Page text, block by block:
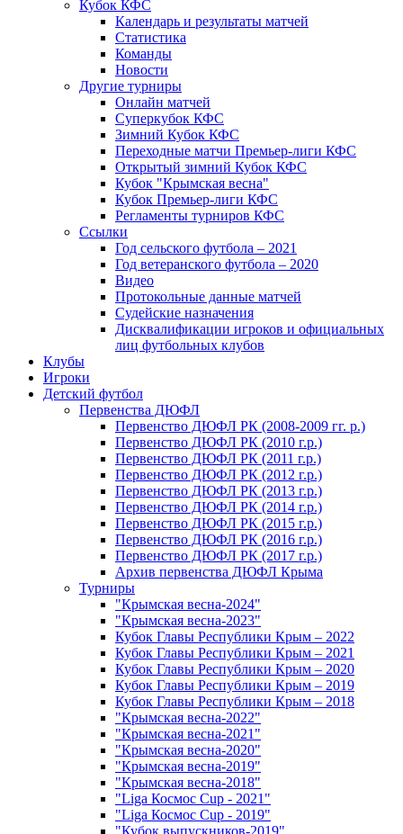
Кубок КФС
Календарь и результаты матчей
Статистика
Команды
Новости
Другие турниры
Онлайн матчей
Суперкубок КФС
Зимний Кубок КФС
Переходные матчи Премьер-лиги КФС
Открытый зимний Кубок КФС
Кубок "Крымская весна"
Кубок Премьер-лиги КФС
Регламенты турниров КФС
Ссылки
Год сельского футбола – 2021
Год ветеранского футбола – 2020
Видео
Протокольные данные матчей
Судейские назначения
Дисквалификации игроков и официальных
лиц футбольных клубов
Клубы
Игроки
Детский футбол
Первенства ДЮФЛ
Первенство ДЮФЛ РК (2008-2009 гг. р.)
Первенство ДЮФЛ РК (2010 г.р.)
Первенство ДЮФЛ РК (2011 г.р.)
Первенство ДЮФЛ РК (2012 г.р.)
Первенство ДЮФЛ РК (2013 г.р.)
Первенство ДЮФЛ РК (2014 г.р.)
Первенство ДЮФЛ РК (2015 г.р.)
Первенство ДЮФЛ РК (2016 г.р.)
Первенство ДЮФЛ РК (2017 г.р.)
Архив первенства ДЮФЛ Крыма
Турниры
"Крымская весна-2024"
"Крымская весна-2023"
Кубок Главы Республики Крым – 2022
Кубок Главы Республики Крым – 2021
Кубок Главы Республики Крым – 2020
Кубок Главы Республики Крым – 2019
Кубок Главы Республики Крым – 2018
"Крымская весна-2022"
"Крымская весна-2021"
"Крымская весна-2020"
"Крымская весна-2019"
"Крымская весна-2018"
"Liga Космос Cup - 2021"
"Liga Космос Cup - 2019"
"Кубок выпускников-2019"